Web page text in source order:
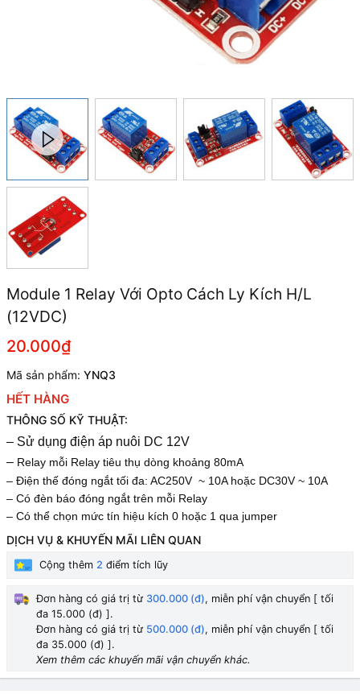
Module 1 Relay Với Opto Cách Ly Kích H/L
(12VDC)
20.000₫
Mã sản phẩm: YNQ3
HẾT HÀNG
THÔNG SỐ KỸ THUẬT:
– Sử dụng điện áp nuôi DC 12V
– Relay mỗi Relay tiêu thụ dòng khoảng 80mA
– Điện thế đóng ngắt tối đa: AC250V ~ 10A hoặc DC30V ~ 10A
– Có đèn báo đóng ngắt trên mỗi Relay
– Có thể chọn mức tín hiệu kích 0 hoặc 1 qua jumper
DỊCH VỤ & KHUYẾN MÃI LIÊN QUAN
Cộng thêm 2 điểm tích lũy
Đơn hàng có giá trị từ 300.000 (đ), miễn phí vận chuyển [ tối
đa 15.000 (đ) ].
Đơn hàng có giá trị từ 500.000 (đ), miễn phí vận chuyển [ tối
đa 35.000 (đ) ].
Xem thêm các khuyến mãi vận chuyển khác.